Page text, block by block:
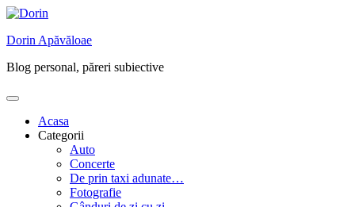
Skip
content
Dorin Apăvăloae
Blog personal, păreri subiective
Acasa
Categorii
Auto
Concerte
De prin taxi adunate…
Fotografie